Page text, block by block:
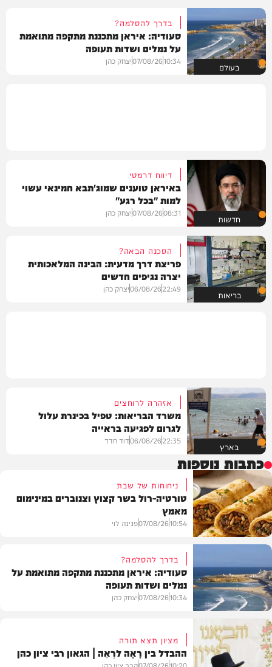
בעולם
בדרך להסלמה?
סעודיה: איראן מתכננת מתקפה מתואמת
על נמלים ושדות תעופה
10:34
07/08/26יצחק כהן
חדשות
דיווח דרמטי
באיראן טוענים שמוג'תבא חמינאי עשוי
למות "בכל רגע"
08:31
07/08/26יצחק כהן
בריאות
הסכנה הבאה?
פריצת דרך מדעית: הבינה המלאכותית
יצרה נגיפים חדשים
22:49
06/08/26יצחק כהן
בארץ
אזהרה לרוחצים
משרד הבריאות: טפיל בכינרת עלול
לגרום לפגיעה בראייה
22:35
06/08/26דוד חדד
כתבות נוספות
מתכונים
ניחוחות של שבת
טורטיה-רול בשר קצוץ וצנוברים במינימום
מאמץ
10:54
07/08/26פנינה לוי
בעולם
בדרך להסלמה?
סעודיה: איראן מתכננת מתקפה מתואמת על
נמלים ושדות תעופה
10:34
07/08/26יצחק כהן
מציון תצא תורה
ההבדל בין רָאָה לרְאֵה | הגאון רבי ציון כהן
10:20
07/08/26הרב ציון כהן